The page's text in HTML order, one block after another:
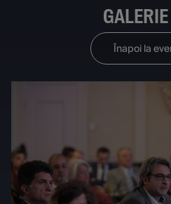
Înapoi la